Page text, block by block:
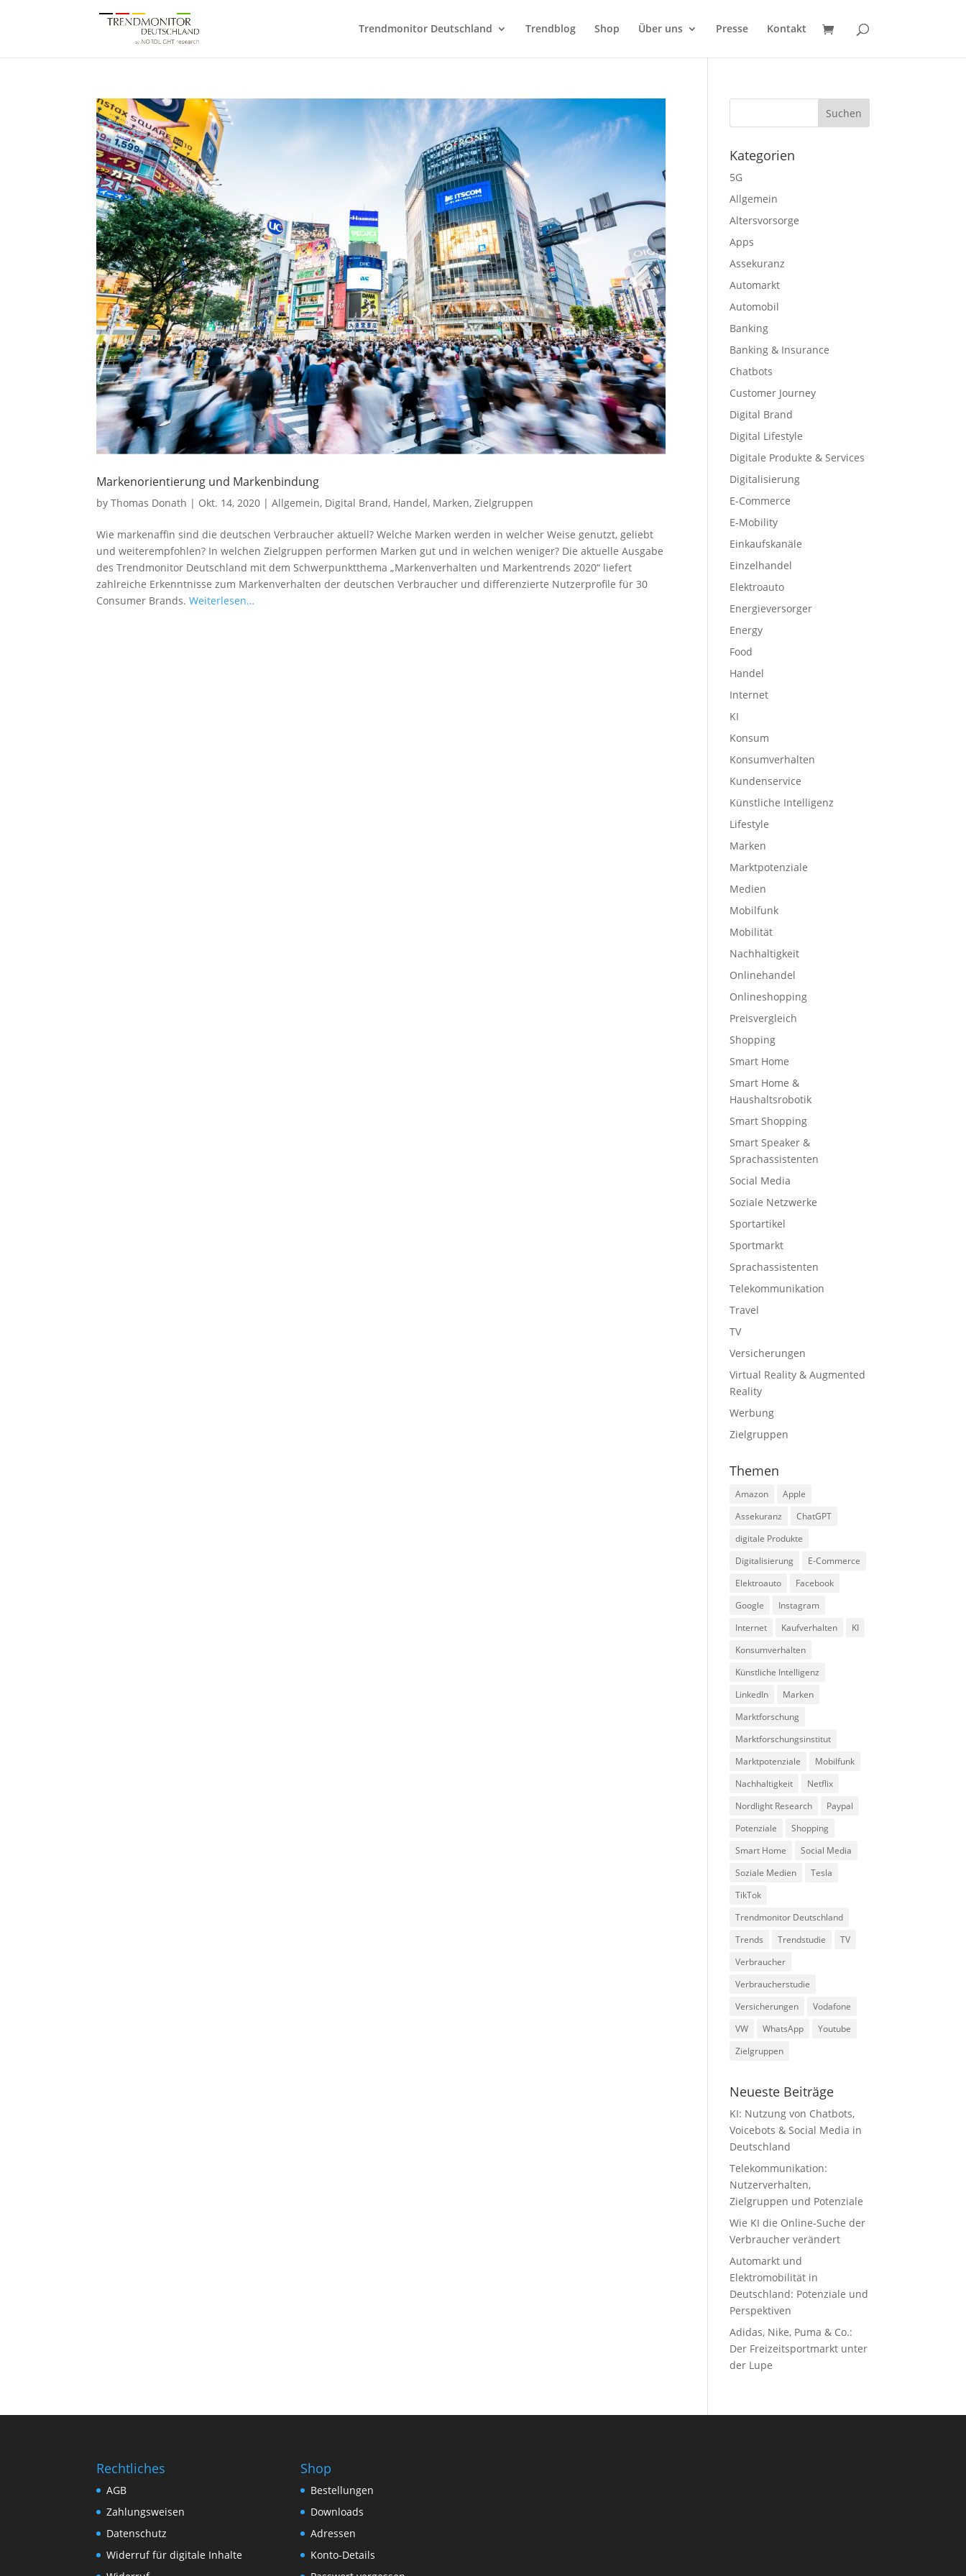
Trendmonitor Deutschland Trendblog Shop Über uns Presse Kontakt
Markenorientierung und Markenbindung
byThomas Donath | Okt. 14, 2020 |Allgemein, Digital Brand, Handel, Marken,Zielgruppen
Wie markenaffin sind die deutschen Verbraucher aktuell? Welche Marken werden in welcher Weise genutzt, geliebt
und weiterempfohlen? In welchen Zielgruppen performen Marken gut und in welchen weniger? Die aktuelle Ausgabe
des Trendmonitor Deutschland mit dem Schwerpunktthema „Markenverhalten und Markentrends 2020“ liefert
zahlreiche Erkenntnisse zum Markenverhalten der deutschen Verbraucher und differenzierte Nutzerprofile für 30
Consumer Brands.Weiterlesen…
Kategorien
5G
Allgemein
Altersvorsorge
Apps
Assekuranz
Automarkt
Automobil
Banking
Banking & Insurance
Chatbots
Customer Journey
Digital Brand
Digital Lifestyle
Digitale Produkte & Services
Digitalisierung
E-Commerce
E-Mobility
Einkaufskanäle
Einzelhandel
Elektroauto
Energieversorger
Energy
Food
Handel
Internet
KI
Konsum
Konsumverhalten
Kundenservice
Künstliche Intelligenz
Lifestyle
Marken
Marktpotenziale
Medien
Mobilfunk
Mobilität
Nachhaltigkeit
Onlinehandel
Onlineshopping
Preisvergleich
Shopping
Smart Home
Smart Home &
Haushaltsrobotik
Smart Shopping
Smart Speaker &
Sprachassistenten
Social Media
Soziale Netzwerke
Sportartikel
Sportmarkt
Sprachassistenten
Telekommunikation
Travel
TV
Versicherungen
Virtual Reality & Augmented
Reality
Werbung
Zielgruppen
Themen
Amazon
Apple
Assekuranz
ChatGPT
digitale Produkte
Digitalisierung
E-Commerce
Elektroauto
Facebook
Google
Instagram
Internet
Kaufverhalten
KI
Konsumverhalten
Künstliche Intelligenz
LinkedIn
Marken
Marktforschung
Marktforschungsinstitut
Marktpotenziale
Mobilfunk
Nachhaltigkeit
Netflix
Nordlight Research
Paypal
Potenziale
Shopping
Smart Home
Social Media
Soziale Medien
Tesla
TikTok
Trendmonitor Deutschland
Trends
Trendstudie
TV
Verbraucher
Verbraucherstudie
Versicherungen
Vodafone
VW
WhatsApp
Youtube
Zielgruppen
Neueste Beiträge
KI: Nutzung von Chatbots,
Voicebots & Social Media in
Deutschland
Telekommunikation:
Nutzerverhalten,
Zielgruppen und Potenziale
Wie KI die Online-Suche der
Verbraucher verändert
Automarkt und
Elektromobilität in
Deutschland: Potenziale und
Perspektiven
Adidas, Nike, Puma & Co.:
Der Freizeitsportmarkt unter
der Lupe
Rechtliches
AGB
Zahlungsweisen
Datenschutz
Widerruf für digitale Inhalte
Shop
Bestellungen
Downloads
Adressen
Konto-Details